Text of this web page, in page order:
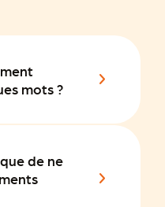
mots ?
de ne